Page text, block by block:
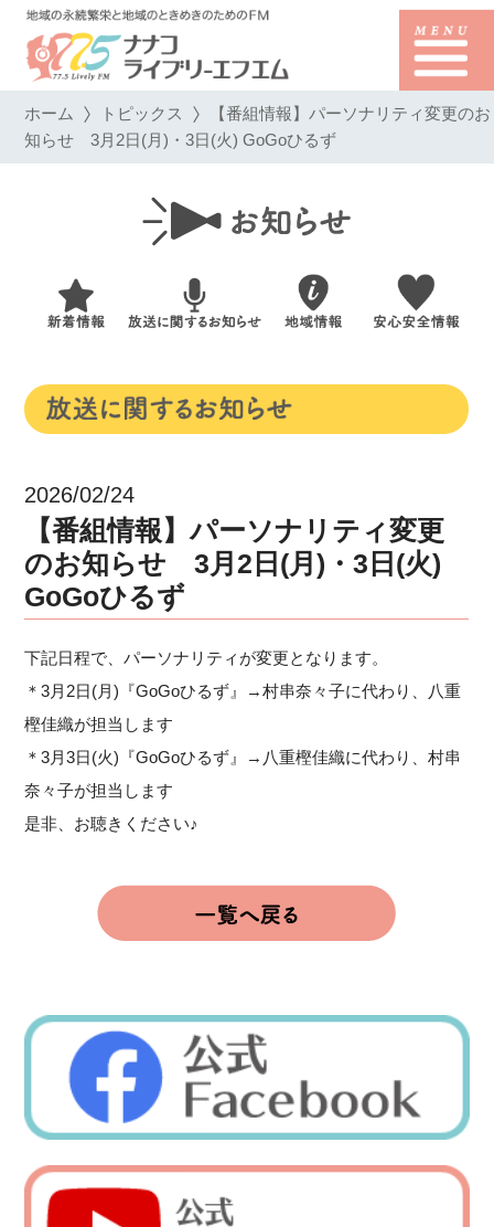
ホーム トピックス 【番組情報】パーソナリティ変更のお
知らせ 3月2日(月)・3日(火) GoGoひるず
2026/02/24
【番組情報】パーソナリティ変更
のお知らせ 3月2日(月)・3日(火)
GoGoひるず
下記日程で、パーソナリティが変更となります。
＊3月2日(月)『GoGoひるず』→村串奈々子に代わり、八重
樫佳織が担当します
＊3月3日(火)『GoGoひるず』→八重樫佳織に代わり、村串
奈々子が担当します
是非、お聴きください♪